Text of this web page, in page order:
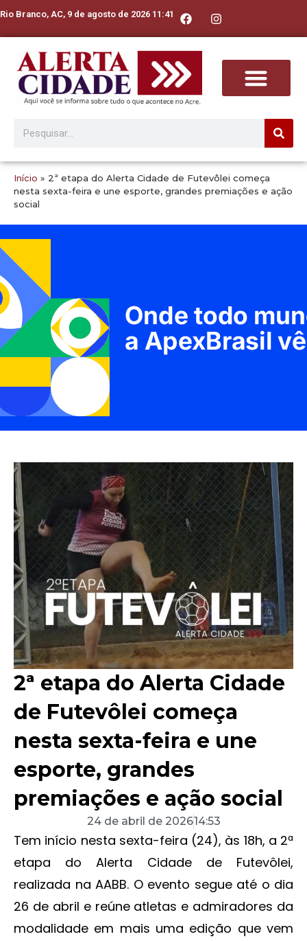
Rio Branco, AC, 9 de agosto de 2026 11:41
Início » 2ª etapa do Alerta Cidade de Futevôlei começa
nesta sexta-feira e une esporte, grandes premiações e ação
social
2ª etapa do Alerta Cidade
de Futevôlei começa
nesta sexta-feira e une
esporte, grandes
premiações e ação social
24 de abril de 202614:53
Tem início nesta sexta-feira (24), às 18h, a 2ª
etapa do Alerta Cidade de Futevôlei,
realizada na AABB. O evento segue até o dia
26 de abril e reúne atletas e admiradores da
modalidade em mais uma edição que vem